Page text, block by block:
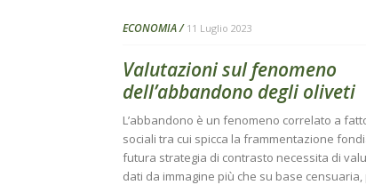
ECONOMIA 11 Luglio 2023
Valutazioni sul fenomeno
dell’abbandono degli oliveti
L’abbandono è un fenomeno correlato a
sociali tra cui spicca la frammentazione
futura strategia di contrasto necessita di
dati da immagine più che su base censuaria,